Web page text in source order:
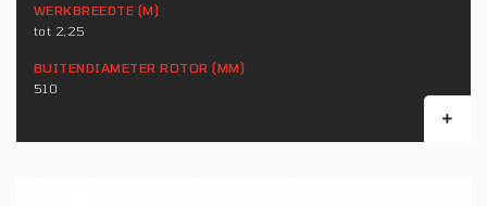
WERKBREEDTE (M)
tot 2,25
BUITENDIAMETER ROTOR (MM)
510